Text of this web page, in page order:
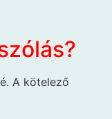
A kötelező